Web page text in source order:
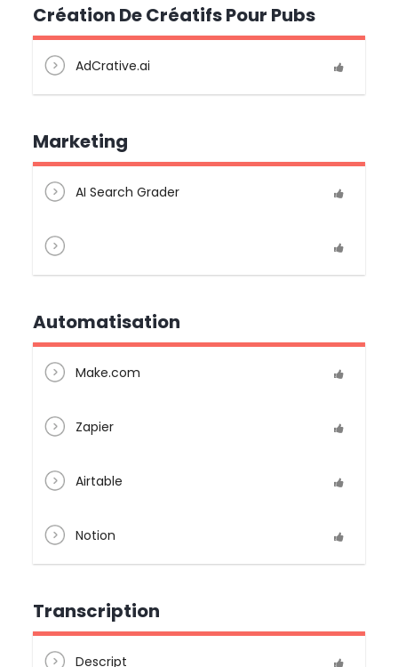
Création De Créatifs Pour Pubs
AdCrative.ai
Marketing
AI Search Grader
Automatisation
Make.com
Zapier
Airtable
Notion
Transcription
Descript